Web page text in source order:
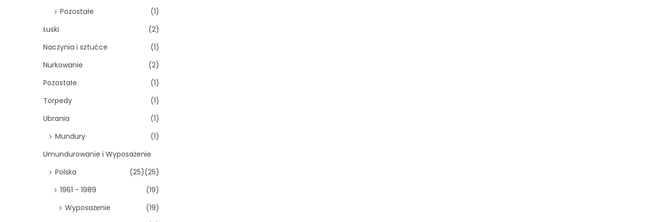
Pozostałe
(1)
Łuski
(2)
Naczynia i sztućce
(1)
Nurkowanie
(2)
Pozostałe
(1)
Torpedy
(1)
Ubrania
(1)
Mundury
(1)
Umundurowanie i Wyposażenie
(25)
Polska
(25)
1961 - 1989
(19)
Wyposażenie
(19)